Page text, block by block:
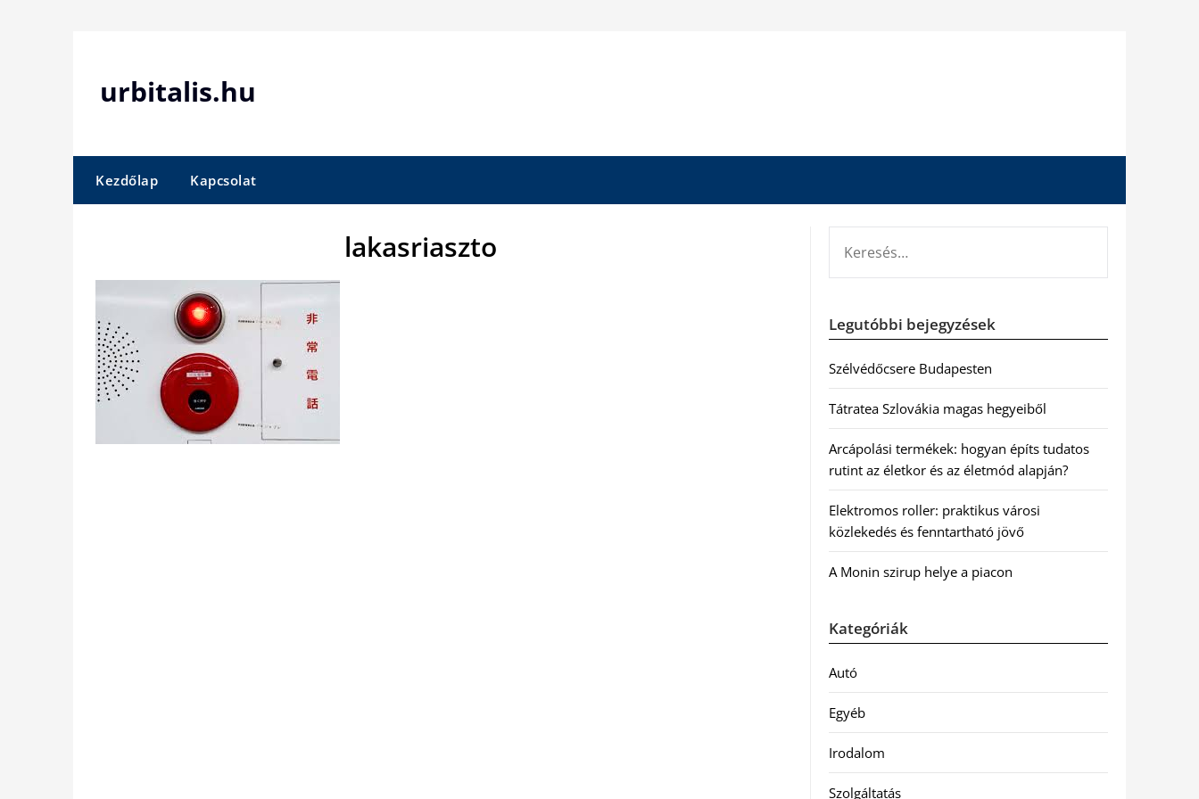
urbitalis.hu
Kezdőlap Kapcsolat
lakasriaszto
Legutóbbi bejegyzések
Szélvédőcsere Budapesten
Tátratea Szlovákia magas hegyeiből
Arcápolási termékek: hogyan építs tudatos
rutint az életkor és az életmód alapján?
Elektromos roller: praktikus városi
közlekedés és fenntartható jövő
A Monin szirup helye a piacon
Kategóriák
Autó
Egyéb
Irodalom
Szolgáltatás